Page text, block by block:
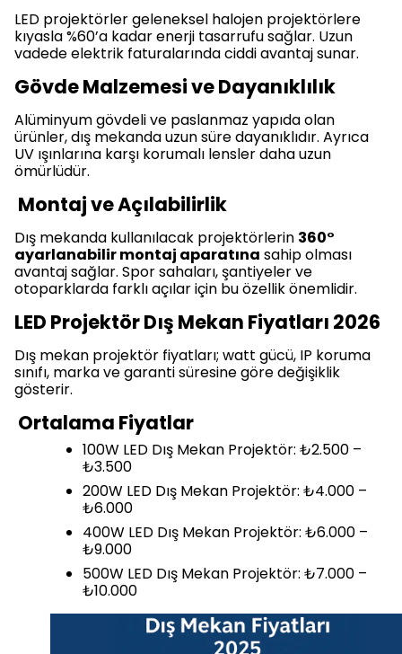
LED projektörler geleneksel halojen projektörlere
kıyasla %60’a kadar enerji tasarrufu sağlar. Uzun
vadede elektrik faturalarında ciddi avantaj sunar.
Gövde Malzemesi ve Dayanıklılık
Alüminyum gövdeli ve paslanmaz yapıda olan
ürünler, dış mekanda uzun süre dayanıklıdır. Ayrıca
UV ışınlarına karşı korumalı lensler daha uzun
ömürlüdür.
Montaj ve Açılabilirlik
Dış mekanda kullanılacak projektörlerin 360°
ayarlanabilir montaj aparatına sahip olması
avantaj sağlar. Spor sahaları, şantiyeler ve
otoparklarda farklı açılar için bu özellik önemlidir.
LED Projektör Dış Mekan Fiyatları 2026
Dış mekan projektör fiyatları; watt gücü, IP koruma
sınıfı, marka ve garanti süresine göre değişiklik
gösterir.
Ortalama Fiyatlar
100W LED Dış Mekan Projektör: ₺2.500 –
₺3.500
200W LED Dış Mekan Projektör: ₺4.000 –
₺6.000
400W LED Dış Mekan Projektör: ₺6.000 –
₺9.000
500W LED Dış Mekan Projektör: ₺7.000 –
₺10.000